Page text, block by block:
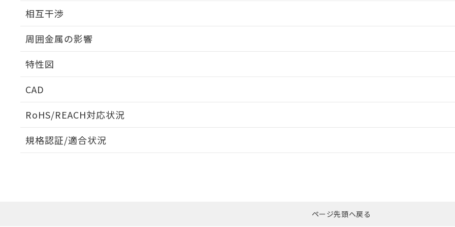
相互干渉
A: 135mm以上、B: 110mm以上
周囲金属の影響
特性図
CAD
RoHS/REACH対応状況
EU RoHS 注意事項・凡例
ダウンロードはこちら
規格認証/適合状況
ページ先頭へ戻る